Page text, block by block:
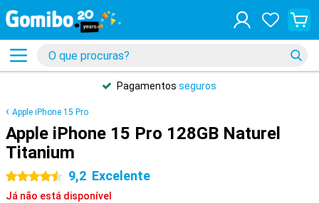
Pagamentos seguros
Apple iPhone 15 Pro
Apple iPhone 15 Pro 128GB Naturel
Titanium
4.5 estrelas 9,2 Excelente
Já não está disponível